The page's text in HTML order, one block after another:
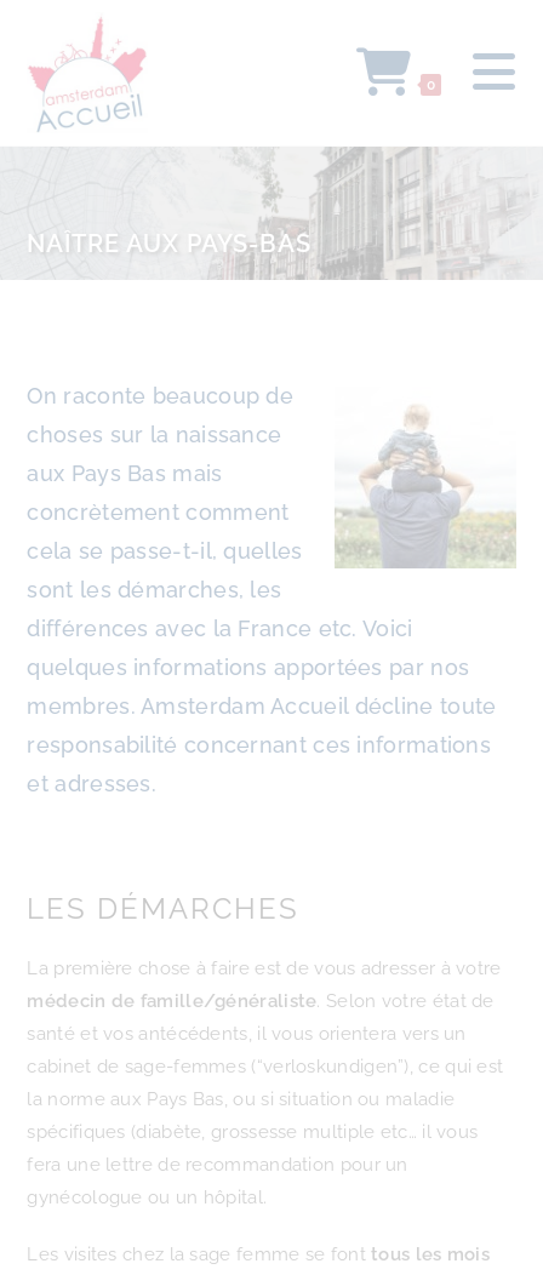
0
NAÎTRE AUX PAYS-BAS
On raconte beaucoup de
choses sur la naissance
aux Pays Bas mais
concrètement comment
cela se passe-t-il, quelles
sont les démarches, les
différences avec la France etc. Voici
quelques informations apportées par nos
membres. Amsterdam Accueil décline toute
responsabilité concernant ces informations
et adresses.
LES DÉMARCHES
La première chose à faire est de vous adresser à votre
médecin de famille/généraliste. Selon votre état de
santé et vos antécédents, il vous orientera vers un
cabinet de sage-femmes (“verloskundigen”), ce qui est
la norme aux Pays Bas, ou si situation ou maladie
spécifiques (diabète, grossesse multiple etc… il vous
fera une lettre de recommandation pour un
gynécologue ou un hôpital.
Les visites chez la sage femme se fonttous les mois